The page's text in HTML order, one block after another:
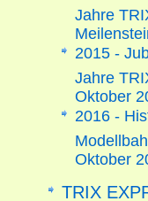
Jahre
2015 -
Jahre
Oktober
2016 -
Oktober
TRIX